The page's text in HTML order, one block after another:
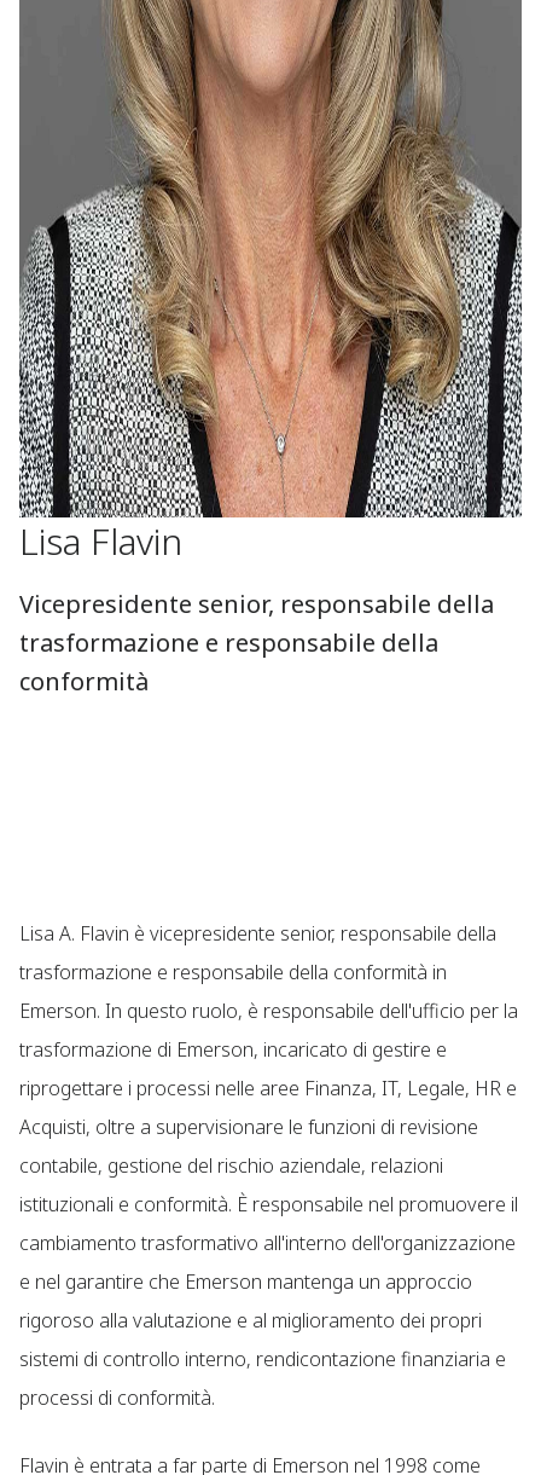
Lisa Flavin
Vicepresidente senior, responsabile della
trasformazione e responsabile della
conformità
Lisa A. Flavin è vicepresidente senior, responsabile della
trasformazione e responsabile della conformità in
Emerson. In questo ruolo, è responsabile dell'ufficio per la
trasformazione di Emerson, incaricato di gestire e
riprogettare i processi nelle aree Finanza, IT, Legale, HR e
Acquisti, oltre a supervisionare le funzioni di revisione
contabile, gestione del rischio aziendale, relazioni
istituzionali e conformità. È responsabile nel promuovere il
cambiamento trasformativo all'interno dell'organizzazione
e nel garantire che Emerson mantenga un approccio
rigoroso alla valutazione e al miglioramento dei propri
sistemi di controllo interno, rendicontazione finanziaria e
processi di conformità.
Flavin è entrata a far parte di Emerson nel 1998 come